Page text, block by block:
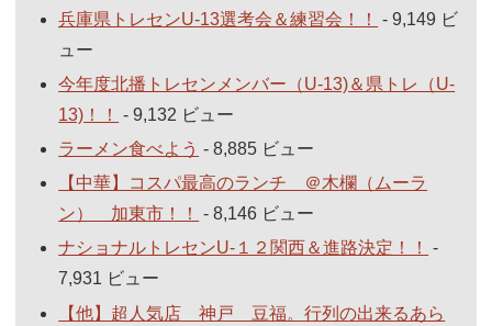
兵庫県トレセンU-13選考会＆練習会！！
- 9,149 ビ
ュー
今年度北播トレセンメンバー（U-13)＆県トレ（U-
13)！！
- 9,132 ビュー
ラーメン食べよう - 8,885 ビュー
【中華】コスパ最高のランチ ＠木欄（ムーラ
ン） 加東市！！
- 8,146 ビュー
ナショナルトレセンU-１２関西＆進路決定！！
-
7,931 ビュー
【他】超人気店 神戸 豆福。行列の出来るあら